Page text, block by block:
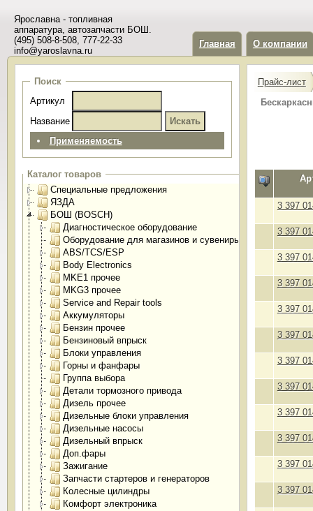
Ярославна - топливная
аппаратура, автозапчасти БОШ.
(495) 508-8-508, 777-22-33
info@yaroslavna.ru
Главная О компании
Поиск
Артикул
Название
Применяемость
Каталог товаров
Специальные предложения
ЯЗДА
БОШ (BOSCH)
Диагностическое оборудование
Оборудование для магазинов и сувениры
ABS/TCS/ESP
Body Electronics
MKE1 прочее
MKG3 прочее
Service and Repair tools
Аккумуляторы
Бензин прочее
Бензиновый впрыск
Блоки управления
Горны и фанфары
Группа выбора
Детали тормозного привода
Дизель прочее
Дизельные блоки управления
Дизельные насосы
Дизельный впрыск
Доп.фары
Зажигание
Запчасти стартеров и генераторов
Колесные цилиндры
Комфорт электроника
Прайс-лист
3 397
3 397
3 397
3 397
3 397
3 397
3 397
3 397
3 397
3 397
3 397
3 397